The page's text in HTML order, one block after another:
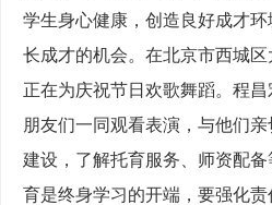
学生身心健康，创造良好成才
长成才的机会。在北京市西城
正在为庆祝节日欢歌舞蹈。程
朋友们一同观看表演，与他们
建设，了解托育服务、师资配
育是终身学习的开端，要强化责